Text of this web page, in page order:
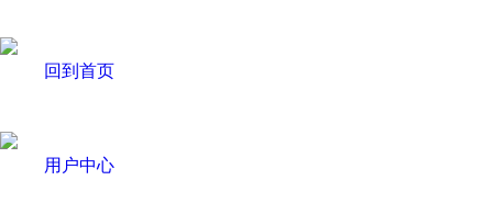
回到首页
用户中心